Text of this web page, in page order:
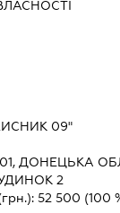
09"
ДОНЕЦЬКА
2
52 500 (100